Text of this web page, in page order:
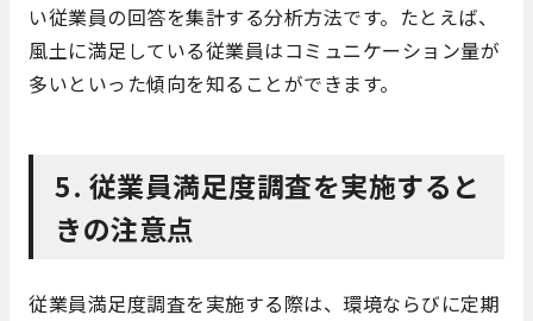
い従業員の回答を集計する分析方法です。たとえば、
風土に満足している従業員はコミュニケーション量が
多いといった傾向を知ることができます。
5. 従業員満足度調査を実施すると
きの注意点
従業員満足度調査を実施する際は、環境ならびに定期